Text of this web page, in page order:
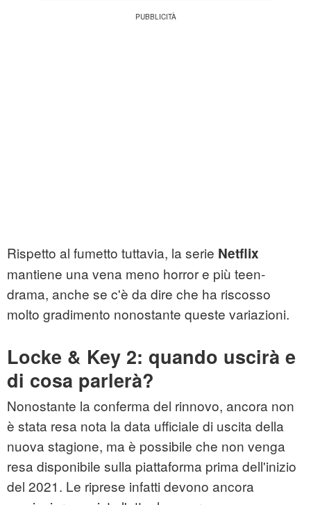
Rispetto al fumetto tuttavia, la serie Netflix
mantiene una vena meno horror e più teen-
drama, anche se c'è da dire che ha riscosso
molto gradimento nonostante queste variazioni.
Locke & Key 2: quando uscirà e
di cosa parlerà?
Nonostante la conferma del rinnovo, ancora non
è stata resa nota la data ufficiale di uscita della
nuova stagione, ma è possibile che non venga
resa disponibile sulla piattaforma prima dell'inizio
del 2021. Le riprese infatti devono ancora